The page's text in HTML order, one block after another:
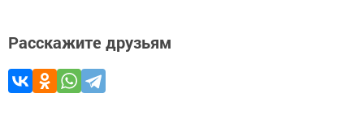
Расскажите друзьям